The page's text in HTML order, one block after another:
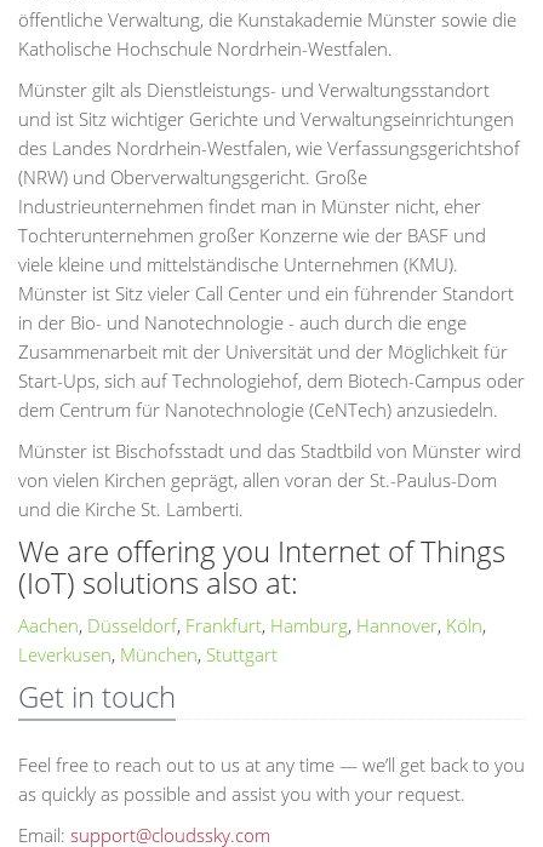
öffentliche Verwaltung, die Kunstakademie Münster sowie die
Katholische Hochschule Nordrhein-Westfalen.
Münster gilt als Dienstleistungs- und Verwaltungsstandort
und ist Sitz wichtiger Gerichte und Verwaltungseinrichtungen
des Landes Nordrhein-Westfalen, wie Verfassungsgerichtshof
(NRW) und Oberverwaltungsgericht. Große
Industrieunternehmen findet man in Münster nicht, eher
Tochterunternehmen großer Konzerne wie der BASF und
viele kleine und mittelständische Unternehmen (KMU).
Münster ist Sitz vieler Call Center und ein führender Standort
in der Bio- und Nanotechnologie - auch durch die enge
Zusammenarbeit mit der Universität und der Möglichkeit für
Start-Ups, sich auf Technologiehof, dem Biotech-Campus oder
dem Centrum für Nanotechnologie (CeNTech) anzusiedeln.
Münster ist Bischofsstadt und das Stadtbild von Münster wird
von vielen Kirchen geprägt, allen voran der St.-Paulus-Dom
und die Kirche St. Lamberti.
We are offering you Internet of Things
(IoT) solutions also at:
Aachen, Düsseldorf, Frankfurt, Hamburg, Hannover, Köln,
Leverkusen, München, Stuttgart
Get in touch
Feel free to reach out to us at any time — we’ll get back to you
as quickly as possible and assist you with your request.
Email: support@cloudssky.com